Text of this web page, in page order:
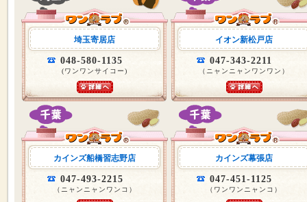
埼玉寄居店
048-580-1135
(ワンワンサイコー)
イオン新松戸店
047-343-2211
（ニャンニャンワンワン）
カインズ船橋習志野店
047-493-2215
（ニャンニャンワンコ）
カインズ幕張店
047-451-1125
（ワンワンニャンコ）